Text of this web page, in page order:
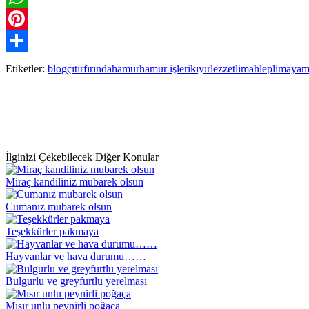
WhatsApp
Pinterest
Paylaş
Etiketler: blogçıtırfırındahamurhamur işlerikıyırlezzetlimahleplimaya
İlginizi Çekebilecek Diğer Konular
Miraç kandiliniz mubarek olsun
Cumanız mubarek olsun
Teşekkürler pakmaya
Hayvanlar ve hava durumu……
Bulgurlu ve greyfurtlu yerelması
Mısır unlu peynirli poğaça